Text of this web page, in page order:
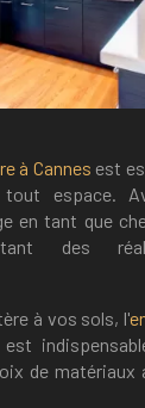
à Cannes est
espace.
en tant que
des
à vos sols, l'
est
de matériaux